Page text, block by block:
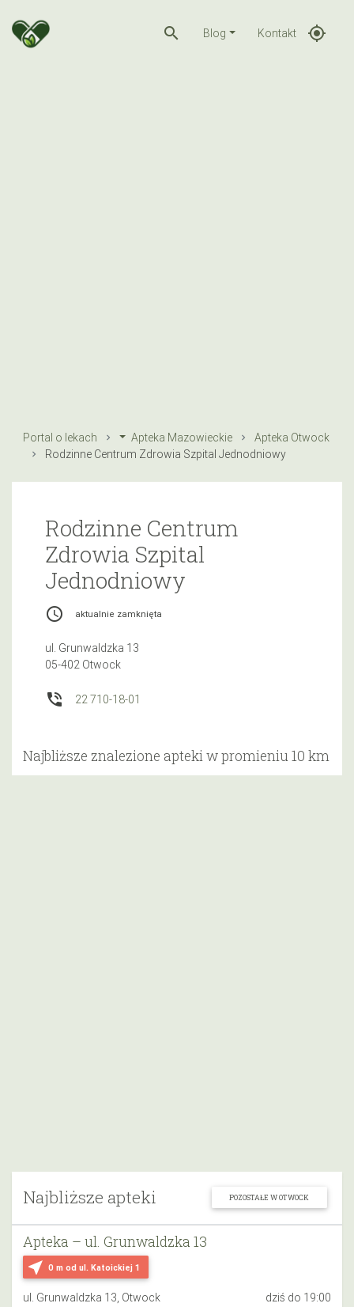
search Blog Kontakt gps_fixed
Portal o lekach Apteka Mazowieckie
Apteka Otwock
Rodzinne Centrum Zdrowia Szpital Jednodniowy
Najbliższe apteki POZOSTAŁE W OTWOCK
near_me 0 m od ul. Katoickiej 1
Apteka – ul. Grunwaldzka 13
ul. Grunwaldzka 13, Otwock dziś do 19:00
Rodzinne Centrum
Zdrowia Szpital
Jednodniowy
access_time aktualnie zamknięta
ul. Grunwaldzka 13
05-402 Otwock
phone_in_talk 22 710-18-01
Najbliższe znalezione apteki w promieniu 10 km